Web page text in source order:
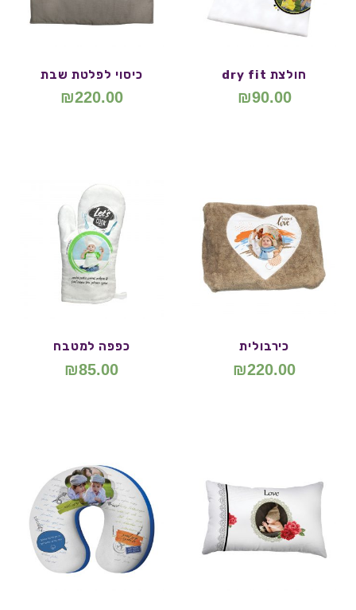
חולצת dry fit
₪90.00
כיסוי לפלטת שבת
₪220.00
כירבולית
₪220.00
כפפה למטבח
₪85.00